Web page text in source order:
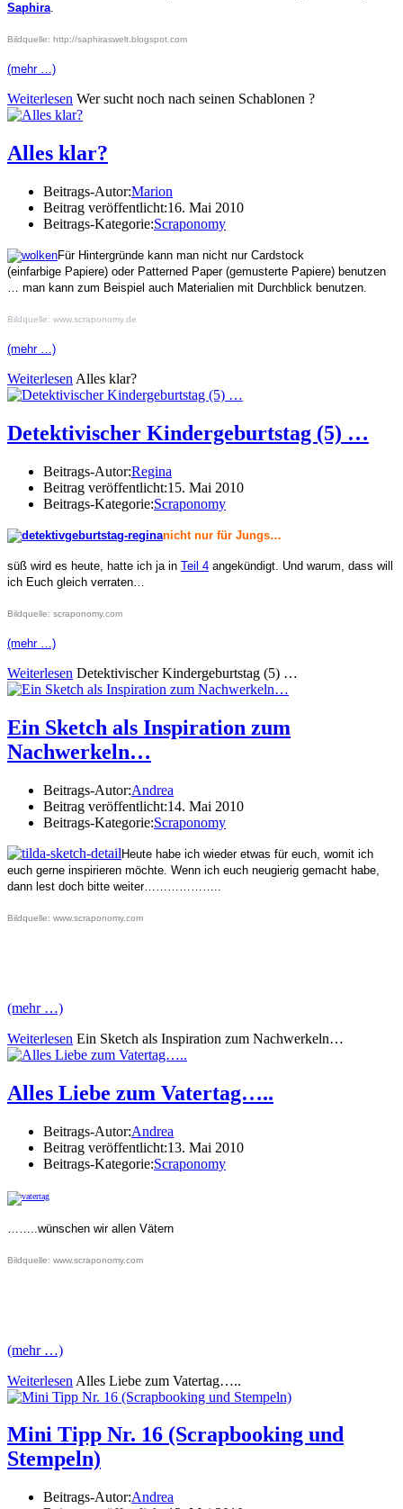
Saphira.
Bildquelle: http://saphiraswelt.blogspot.com
(mehr …)
Weiterlesen Wer sucht noch nach seinen Schablonen ?
Alles klar?
Beitrags-Autor:Marion
Beitrag veröffentlicht:16. Mai 2010
Beitrags-Kategorie:Scraponomy
Für Hintergründe kann man nicht nur Cardstock
(einfarbige Papiere) oder Patterned Paper (gemusterte Papiere) benutzen
… man kann zum Beispiel auch Materialien mit Durchblick benutzen.
Bildquelle: www.scraponomy.de
(mehr …)
Weiterlesen Alles klar?
Detektivischer Kindergeburtstag (5) …
Beitrags-Autor:Regina
Beitrag veröffentlicht:15. Mai 2010
Beitrags-Kategorie:Scraponomy
nicht nur für Jungs…
süß wird es heute, hatte ich ja in Teil 4 angekündigt. Und warum, dass will
ich Euch gleich verraten…
Bildquelle: scraponomy.com
(mehr …)
Weiterlesen Detektivischer Kindergeburtstag (5) …
Ein Sketch als Inspiration zum
Nachwerkeln…
Beitrags-Autor:Andrea
Beitrag veröffentlicht:14. Mai 2010
Beitrags-Kategorie:Scraponomy
Heute habe ich wieder etwas für euch, womit ich
euch gerne inspirieren möchte. Wenn ich euch neugierig gemacht habe,
dann lest doch bitte weiter………………..
Bildquelle: www.scraponomy.com
(mehr …)
Weiterlesen Ein Sketch als Inspiration zum Nachwerkeln…
Alles Liebe zum Vatertag…..
Beitrags-Autor:Andrea
Beitrag veröffentlicht:13. Mai 2010
Beitrags-Kategorie:Scraponomy
……..wünschen wir allen Vätern
Bildquelle: www.scraponomy.com
(mehr …)
Weiterlesen Alles Liebe zum Vatertag…..
Mini Tipp Nr. 16 (Scrapbooking und
Stempeln)
Beitrags-Autor:Andrea